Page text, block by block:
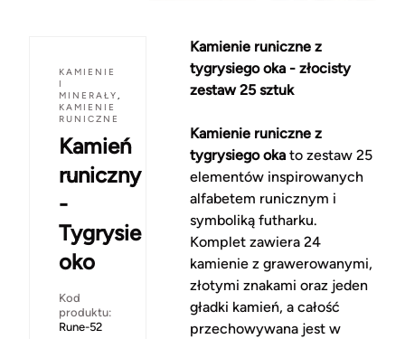
KAMIENIE
I
MINERAŁY,
KAMIENIE
RUNICZNE
Kamień
runiczny
-
Tygrysie
oko
Kod
produktu:
Rune-52
Kamienie runiczne z
tygrysiego oka - złocisty
zestaw 25 sztuk
Kamienie runiczne z
tygrysiego okato zestaw 25
elementów inspirowanych
alfabetem runicznym i
symboliką futharku.
Komplet zawiera 24
kamienie z grawerowanymi,
złotymi znakami oraz jeden
gładki kamień, a całość
przechowywana jest w